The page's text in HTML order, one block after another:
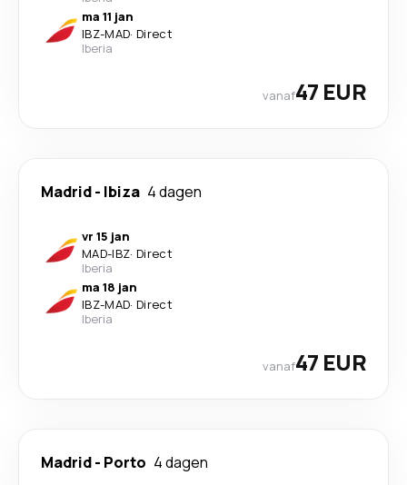
ma 11 jan
IBZ-MAD· Direct
Iberia
vanaf47 EUR
Madrid- Ibiza 4 dagen
vr 15 jan
MAD-IBZ· Direct
Iberia
ma 18 jan
IBZ-MAD· Direct
Iberia
vanaf47 EUR
Madrid- Porto 4 dagen